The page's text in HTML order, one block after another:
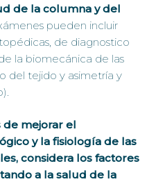
de la columna y del
pueden incluir
de diagnostico
la biomecánica de las
del tejido y asimetría y
de mejorar el
y la fisiología de las
considera los factores
a la salud de la